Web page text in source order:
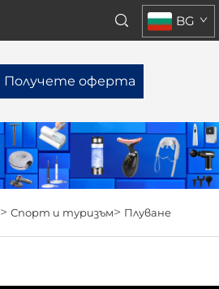
Получете оферта
BG
> Спорт и туризъм> Плуване